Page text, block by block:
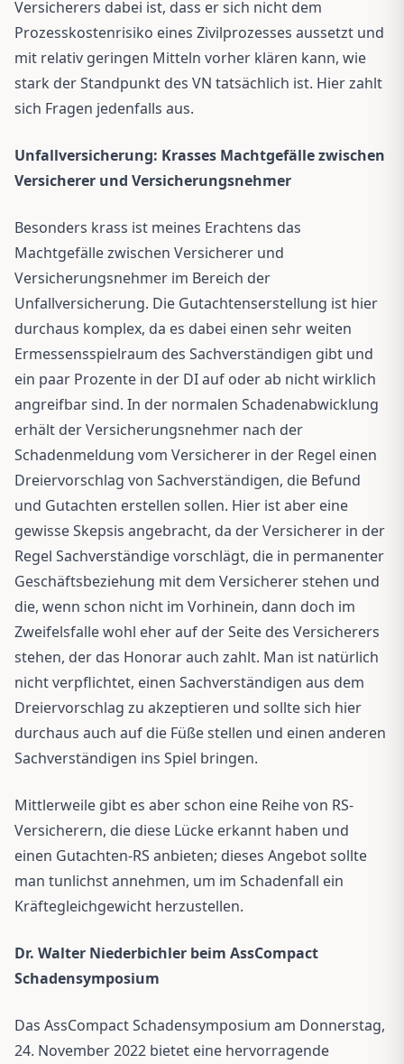
Versicherers dabei ist, dass er sich nicht dem
Prozesskostenrisiko eines Zivilprozesses aussetzt und
mit relativ geringen Mitteln vorher klären kann, wie
stark der Standpunkt des VN tatsächlich ist. Hier zahlt
sich Fragen jedenfalls aus.
Unfallversicherung: Krasses Machtgefälle zwischen
Versicherer und Versicherungsnehmer
Besonders krass ist meines Erachtens das
Machtgefälle zwischen Versicherer und
Versicherungsnehmer im Bereich der
Unfallversicherung. Die Gutachtenserstellung ist hier
durchaus komplex, da es dabei einen sehr weiten
Ermessensspielraum des Sachverständigen gibt und
ein paar Prozente in der DI auf oder ab nicht wirklich
angreifbar sind. In der normalen Schadenabwicklung
erhält der Versicherungsnehmer nach der
Schadenmeldung vom Versicherer in der Regel einen
Dreiervorschlag von Sachverständigen, die Befund
und Gutachten erstellen sollen. Hier ist aber eine
gewisse Skepsis angebracht, da der Versicherer in der
Regel Sachverständige vorschlägt, die in permanenter
Geschäftsbeziehung mit dem Versicherer stehen und
die, wenn schon nicht im Vorhinein, dann doch im
Zweifelsfalle wohl eher auf der Seite des Versicherers
stehen, der das Honorar auch zahlt. Man ist natürlich
nicht verpflichtet, einen Sachverständigen aus dem
Dreiervorschlag zu akzeptieren und sollte sich hier
durchaus auch auf die Füße stellen und einen anderen
Sachverständigen ins Spiel bringen.
Mittlerweile gibt es aber schon eine Reihe von RS-
Versicherern, die diese Lücke erkannt haben und
einen Gutachten-RS anbieten; dieses Angebot sollte
man tunlichst annehmen, um im Schadenfall ein
Kräftegleichgewicht herzustellen.
Dr. Walter Niederbichler beim AssCompact
Schadensymposium
Das AssCompact Schadensymposium am Donnerstag,
24. November 2022 bietet eine hervorragende